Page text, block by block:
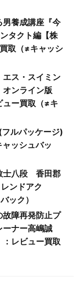
男養成講座『今
タクト編【株
取（≠キャッシ
エス・スイミン
ンライン版
ュー買取（≠キ
ルパッケージ)
ャッシュバッ
士八段 香田郡
ンドアク
ック）
故障再発防止プ
ーナー高嶋誠
レビュー買取